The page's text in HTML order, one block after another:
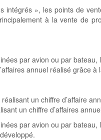
intégrés », les points de
à la vente de
par avion ou par
annuel réalisé grâce
un chiffre d’affaire
un chiffre d’affaires
par avion ou par